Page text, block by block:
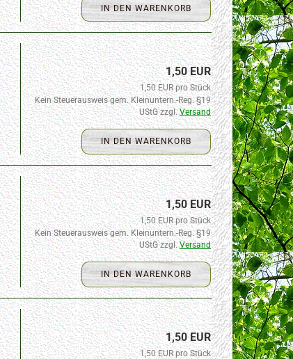
IN DEN WARENKORB
1,50 EUR
1,50 EUR pro Stück
Kein Steuerausweis gem. Kleinuntern.-Reg. §19
UStG zzgl.Versand
IN DEN WARENKORB
1,50 EUR
1,50 EUR pro Stück
Kein Steuerausweis gem. Kleinuntern.-Reg. §19
UStG zzgl.Versand
IN DEN WARENKORB
1,50 EUR
1,50 EUR pro Stück